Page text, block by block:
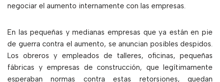
negociar el aumento internamente con las empresas.
En las pequeñas y medianas empresas que ya están en pie
de guerra contra el aumento, se anuncian posibles despidos.
Los obreros y empleados de talleres, oficinas, pequeñas
fábricas y empresas de construcción, que legítimamente
esperaban normas contra estas retorsiones, quedan